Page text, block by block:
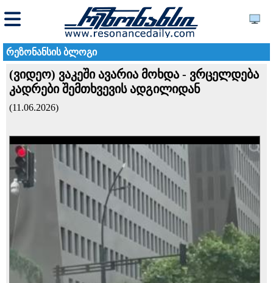
რეზონანსის ბლოგი
(ვიდეო) ვაკეში ავარია მოხდა - ვრცელდება
კადრები შემთხვევის ადგილიდან
(11.06.2026)